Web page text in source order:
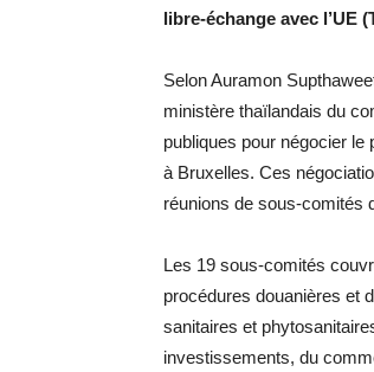
libre-échange avec l’UE
Selon Auramon
ministère thaïlandais du
publiques pour négocier le
à Bruxelles. Ces
réunions de sous-comités
Les 19 sous-comités
procédures douanières et
sanitaires et
investissements, du